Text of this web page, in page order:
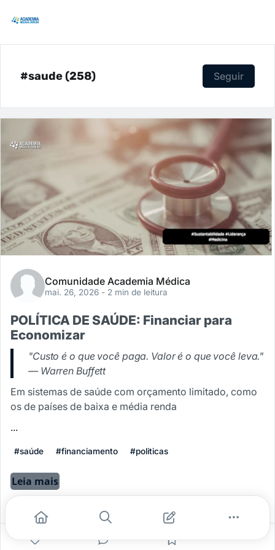
#saude (258) Seguir
Comunidade Academia Médica
mai. 26, 2026 - 2 min de leitura
POLÍTICA DE SAÚDE: Financiar para
Economizar
"Custo é o que você paga. Valor é o que você leva."
— Warren Buffett
Em sistemas de saúde com orçamento limitado, como
os de países de baixa e média renda
...
#saúde #financiamento #politicas
Leia mais